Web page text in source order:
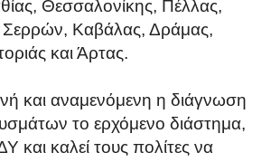
Θεσσαλονίκης, Πέλλας,
Σερρών, Καβάλας, Δράμας,
και Άρτας.
και αναμενόμενη η διάγνωση
το ερχόμενο διάστημα,
και καλεί τους πολίτες να